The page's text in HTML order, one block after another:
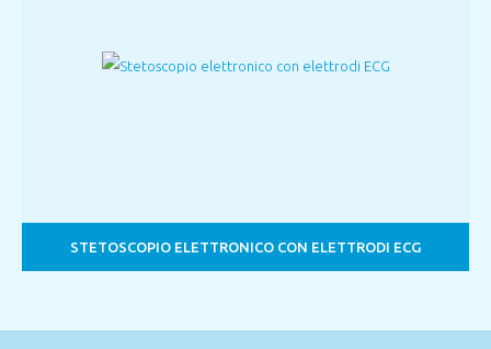
STETOSCOPIO ELETTRONICO CON ELETTRODI ECG